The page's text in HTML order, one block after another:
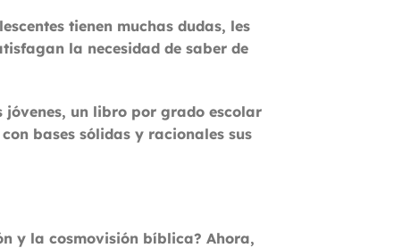
tienen muchas dudas, les
la necesidad de saber de
jóvenes, un libro por grado escolar
bases sólidas y racionales sus
y la cosmovisión bíblica? Ahora,